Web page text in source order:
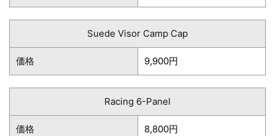
Suede Visor Camp Cap
価格 9,900円
Racing 6-Panel
価格 8,800円